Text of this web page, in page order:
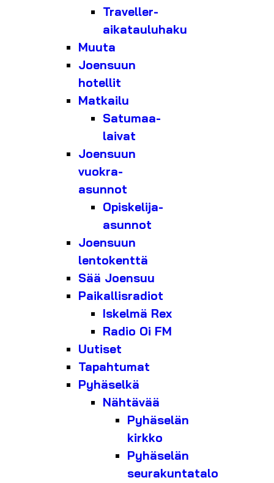
Traveller-
aikatauluhaku
Muuta
Joensuun
hotellit
Matkailu
Satumaa-
laivat
Joensuun
vuokra-
asunnot
Opiskelija-
asunnot
Joensuun
lentokenttä
Sää Joensuu
Paikallisradiot
Iskelmä Rex
Radio Oi FM
Uutiset
Tapahtumat
Pyhäselkä
Nähtävää
Pyhäselän
kirkko
Pyhäselän
seurakuntatalo